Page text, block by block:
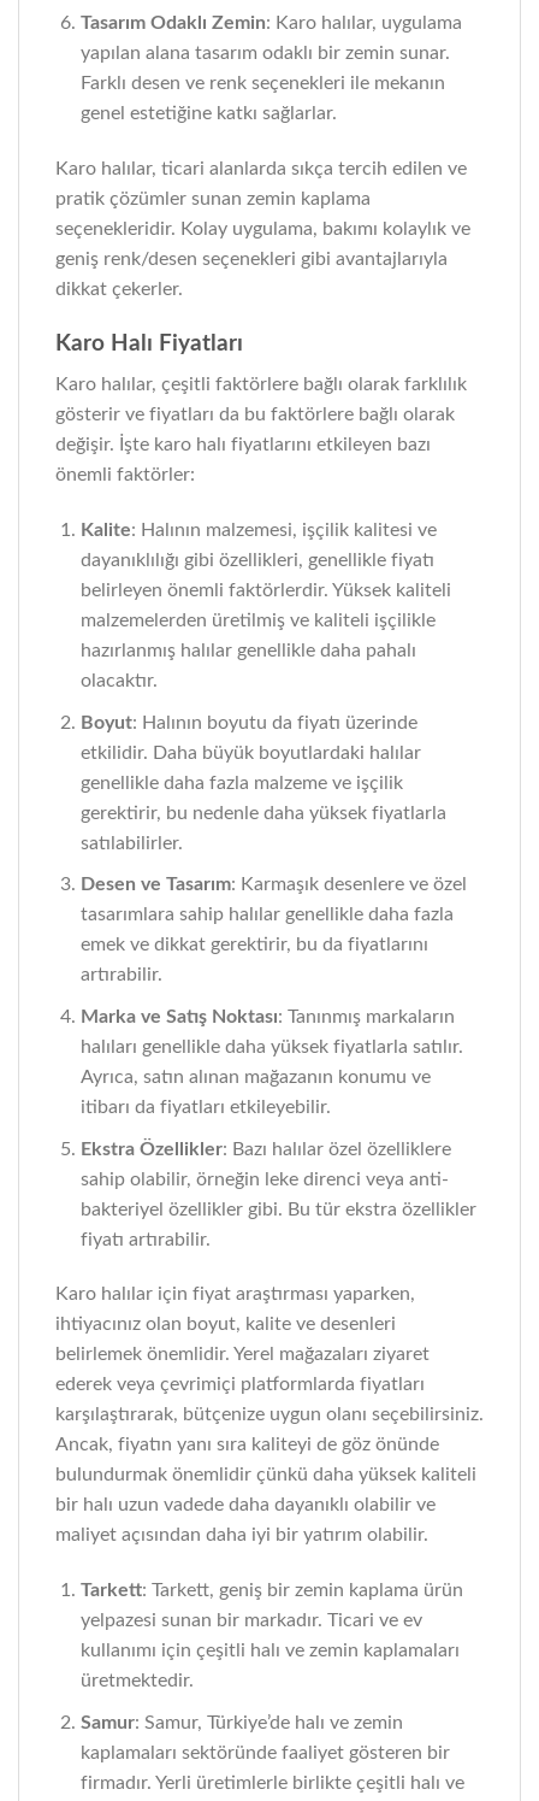
Tasarım Odaklı Zemin: Karo halılar, uygulama
yapılan alana tasarım odaklı bir zemin sunar.
Farklı desen ve renk seçenekleri ile mekanın
genel estetiğine katkı sağlarlar.
Karo halılar, ticari alanlarda sıkça tercih edilen ve
pratik çözümler sunan zemin kaplama
seçenekleridir. Kolay uygulama, bakımı kolaylık ve
geniş renk/desen seçenekleri gibi avantajlarıyla
dikkat çekerler.
Karo Halı Fiyatları
Karo halılar, çeşitli faktörlere bağlı olarak farklılık
gösterir ve fiyatları da bu faktörlere bağlı olarak
değişir. İşte karo halı fiyatlarını etkileyen bazı
önemli faktörler:
Kalite: Halının malzemesi, işçilik kalitesi ve
dayanıklılığı gibi özellikleri, genellikle fiyatı
belirleyen önemli faktörlerdir. Yüksek kaliteli
malzemelerden üretilmiş ve kaliteli işçilikle
hazırlanmış halılar genellikle daha pahalı
olacaktır.
Boyut: Halının boyutu da fiyatı üzerinde
etkilidir. Daha büyük boyutlardaki halılar
genellikle daha fazla malzeme ve işçilik
gerektirir, bu nedenle daha yüksek fiyatlarla
satılabilirler.
Desen ve Tasarım: Karmaşık desenlere ve özel
tasarımlara sahip halılar genellikle daha fazla
emek ve dikkat gerektirir, bu da fiyatlarını
artırabilir.
Marka ve Satış Noktası: Tanınmış markaların
halıları genellikle daha yüksek fiyatlarla satılır.
Ayrıca, satın alınan mağazanın konumu ve
itibarı da fiyatları etkileyebilir.
Ekstra Özellikler: Bazı halılar özel özelliklere
sahip olabilir, örneğin leke direnci veya anti-
bakteriyel özellikler gibi. Bu tür ekstra özellikler
fiyatı artırabilir.
Karo halılar için fiyat araştırması yaparken,
ihtiyacınız olan boyut, kalite ve desenleri
belirlemek önemlidir. Yerel mağazaları ziyaret
ederek veya çevrimiçi platformlarda fiyatları
karşılaştırarak, bütçenize uygun olanı seçebilirsiniz.
Ancak, fiyatın yanı sıra kaliteyi de göz önünde
bulundurmak önemlidir çünkü daha yüksek kaliteli
bir halı uzun vadede daha dayanıklı olabilir ve
maliyet açısından daha iyi bir yatırım olabilir.
Tarkett: Tarkett, geniş bir zemin kaplama ürün
yelpazesi sunan bir markadır. Ticari ve ev
kullanımı için çeşitli halı ve zemin kaplamaları
üretmektedir.
Samur: Samur, Türkiye’de halı ve zemin
kaplamaları sektöründe faaliyet gösteren bir
firmadır. Yerli üretimlerle birlikte çeşitli halı ve